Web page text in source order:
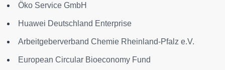
Öko Service GmbH
Huawei Deutschland Enterprise
Arbeitgeberverband Chemie Rheinland-Pfalz e.V.
European Circular Bioeconomy Fund